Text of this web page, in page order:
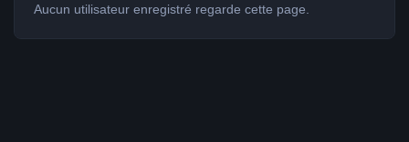
Aucun utilisateur enregistré regarde cette page.